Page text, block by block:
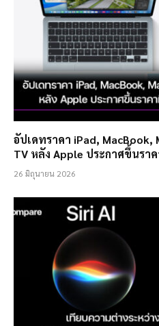
อัปเดทราคา iPad, MacBook,
TV หลัง Apple ประกาศขึ้นรา
26 มิถุนายน 2026